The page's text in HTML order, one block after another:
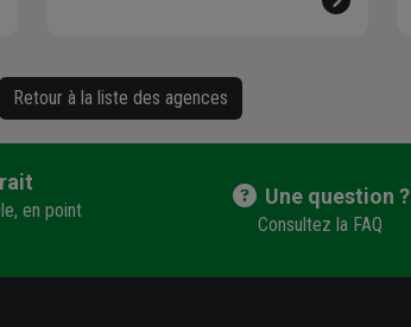
Retour à la liste des agences
en point
Une question ?
Consultez la FAQ